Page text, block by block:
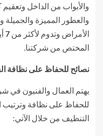
والأبواب من الداخل
والعطور المميزة والجميلة
الأمراض وتدوم لأكثر من 7
المختص من شركتنا.
نصائح للحفاظ على نظافة
يهتم العمال والفنيون في
للحفاظ على نظافة وترتيب
التنظيف من خلال الآتي: